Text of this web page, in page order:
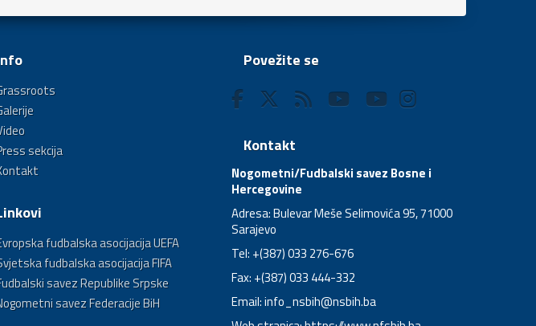
sekcija
fudbalska asocijacija UEFA
fudbalska asocijacija FIFA
savez Republike Srpske
savez Federacije BiH
Povežite se
Kontakt
Nogometni/Fudbalski savez Bosne i
Hercegovine
Adresa: Bulevar Meše Selimovića 95, 71000
Sarajevo
Tel: +(387) 033 276-676
Fax: +(387) 033 444-332
Email:info_nsbih@nsbih.ba